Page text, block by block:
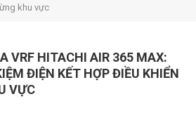
khu vực
VRF HITACHI AIR 365 MAX:
ĐIỆN KẾT HỢP ĐIỀU KHIỂN
VỰC